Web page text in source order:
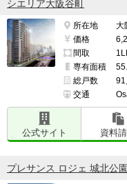
シエリア大阪谷町
所在地
大
価格
間取
専有面積
総戸数
91
交通
公式サイト 資料
プレサンス ロジェ 城北公園